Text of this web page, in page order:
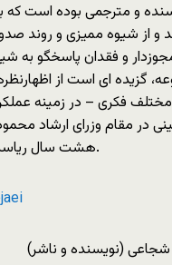
و مترجمی بوده است که
و از شیوه ممیزی و روند
و فقدان پاسخگو به
گزیده ای است از
مختلف فکری – در زمینه
در مقام وزرای ارشاد
هشت سال ریاست جمهوری اش.
(نویسنده و ناشر)